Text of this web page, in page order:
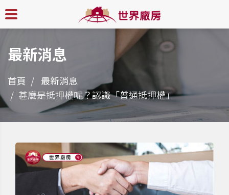
最新消息
首頁
最新消息
甚麼是抵押權呢？認識「普通抵押權」